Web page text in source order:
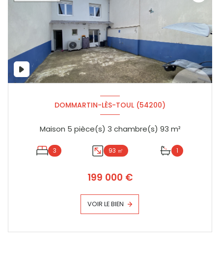
DOMMARTIN-LÈS-TOUL (54200)
Maison 5 pièce(s) 3 chambre(s) 93 m²
3 93 ㎡ 1
199 000 €
VOIR LE BIEN